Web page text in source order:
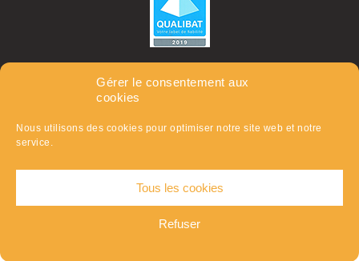
Gérer le consentement aux
cookies
Nous utilisons des cookies pour optimiser notre site web et notre
service.
Tous les cookies
Refuser